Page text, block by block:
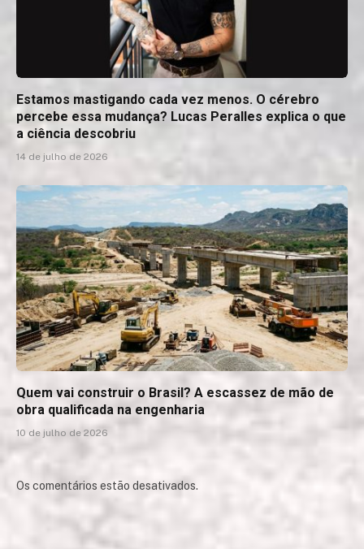
Estamos mastigando cada vez menos. O cérebro
percebe essa mudança? Lucas Peralles explica o que
a ciência descobriu
14 de julho de 2026
Quem vai construir o Brasil? A escassez de mão de
obra qualificada na engenharia
10 de julho de 2026
Os comentários estão desativados.